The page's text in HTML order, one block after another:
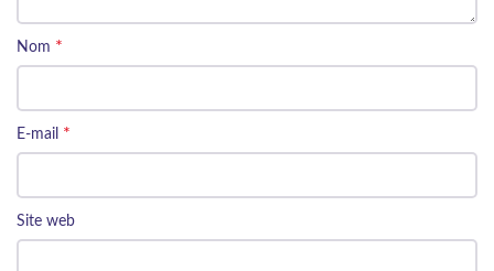
Nom *
E-mail *
Site web